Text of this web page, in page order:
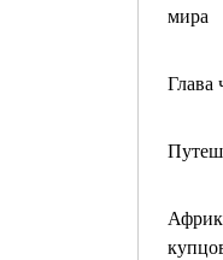
мира
Глава